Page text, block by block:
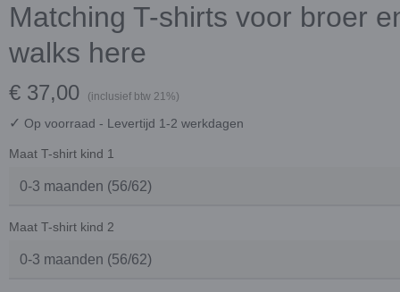
Matching T-shirts voor broer
walks here
€ 37,00 (inclusief btw 21%)
✓ Op voorraad - Levertijd 1-2 werkdagen
Maat T-shirt kind 1
Maat T-shirt kind 2